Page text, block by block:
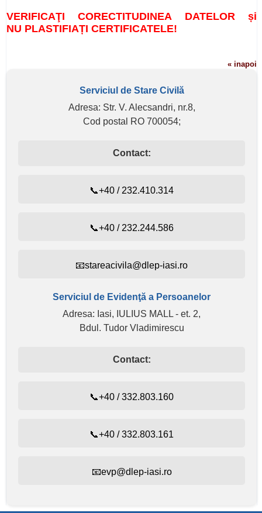
VERIFICAŢI CORECTITUDINEA DATELOR și
NU PLASTIFIAȚI CERTIFICATELE!
« inapoi
Serviciul de Stare Civilă
Adresa: Str. V. Alecsandri, nr.8,
Cod postal RO 700054;
Contact:
📞+40 / 232.410.314
📞+40 / 232.244.586
📧stareacivila@dlep-iasi.ro
Serviciul de Evidenţă a Persoanelor
Adresa: Iasi, IULIUS MALL - et. 2,
Bdul. Tudor Vladimirescu
Contact:
📞+40 / 332.803.160
📞+40 / 332.803.161
📧evp@dlep-iasi.ro